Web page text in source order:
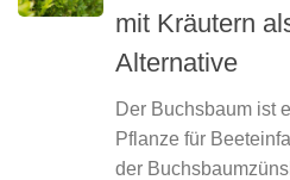
mit Kräutern
Alternative
Der Buchsbaum ist
Pflanze für
der